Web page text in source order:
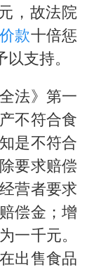
，故法院
价款十倍惩
支持。
法》第一
不符合食
是不符合
要求赔偿
营者要求
偿金；增
一千元。
出售食品